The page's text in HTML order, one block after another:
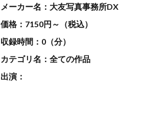
メーカー名：大友写真事務所DX
価格：7150円～（税込）
収録時間：0（分）
カテゴリ名：全ての作品
出演：